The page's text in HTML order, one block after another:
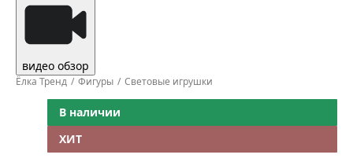
видео обзор
Ёлка Тренд Фигуры Световые игрушки
В наличии
ХИТ